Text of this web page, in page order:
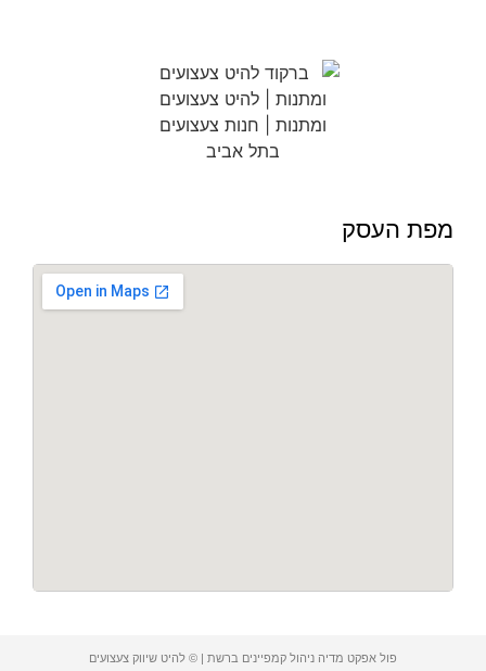
מפת העסק
פול אפקט מדיה ניהול קמפיינים ברשת | © להיט שיווק צעצועים